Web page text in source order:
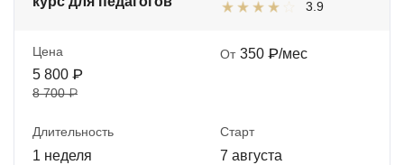
3.9
Цена
5 800 ₽
8 700 ₽
От 350 ₽/мес
Длительность
1 неделя
Старт
7 августа